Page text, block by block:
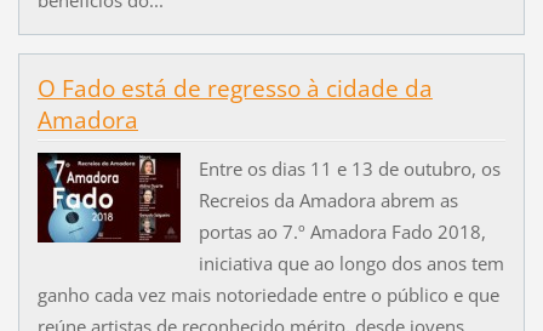
O Fado está de regresso à cidade da
Amadora
Entre os dias 11 e 13 de outubro, os
Recreios da Amadora abrem as
portas ao 7.º Amadora Fado 2018,
iniciativa que ao longo dos anos tem
ganho cada vez mais notoriedade entre o público e que